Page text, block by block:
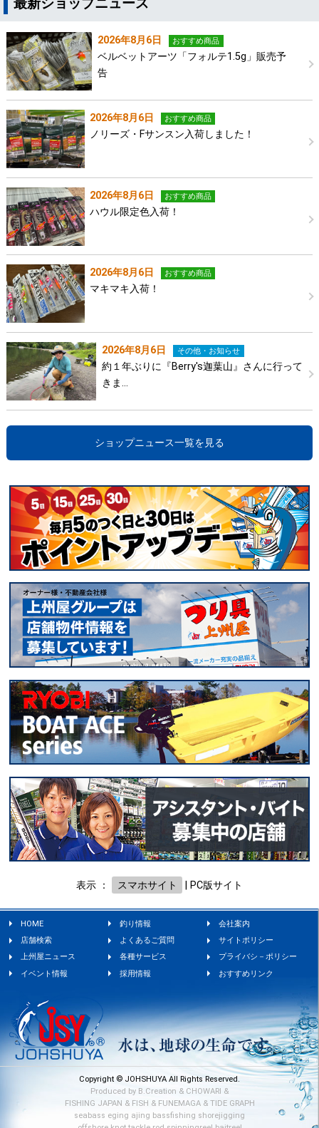
2026年8月6日 おすすめ商品
ベルベットアーツ「フォルテ1.5g」販売予
告
2026年8月6日 おすすめ商品
ノリーズ・Fサンスン入荷しました！
2026年8月6日 おすすめ商品
ハウル限定色入荷！
2026年8月6日 おすすめ商品
マキマキ入荷！
2026年8月6日 その他・お知らせ
約１年ぶりに『Berry's迦葉山』さんに行って
きま…
ショップニュース一覧を見る
表示 ： スマホサイト PC版サイト
HOME 釣り情報
会社案内
店舗検索
よくあるご質問
サイトポリシー
上州屋ニュース
各種サービス
プライバシ－ポリシー
イベント情報
採用情報 おすすめリンク
Copyright © JOHSHUYA All Rights Reserved.
Produced by B.Creation & CHOWARI &
FISHING JAPAN & FISH & FUNEMAGA& TIDE GRAPH
seabass eging ajing bassfishing shorejigging